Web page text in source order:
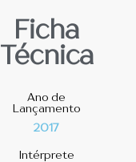
Ficha
Técnica
Ano de
Lançamento
2017
Intérprete